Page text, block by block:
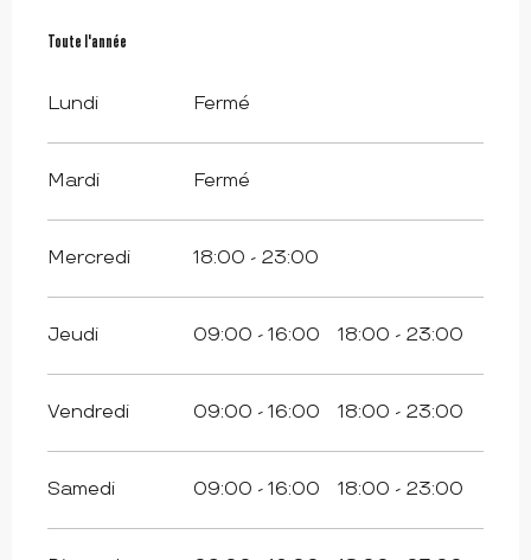
Toute l'année
Toute l'année
Lundi Fermé
Mardi Fermé
Mercredi 18:00 - 23:00
Jeudi 09:00 - 16:00 18:00 - 23:00
Vendredi 09:00 - 16:00 18:00 - 23:00
Samedi 09:00 - 16:00 18:00 - 23:00